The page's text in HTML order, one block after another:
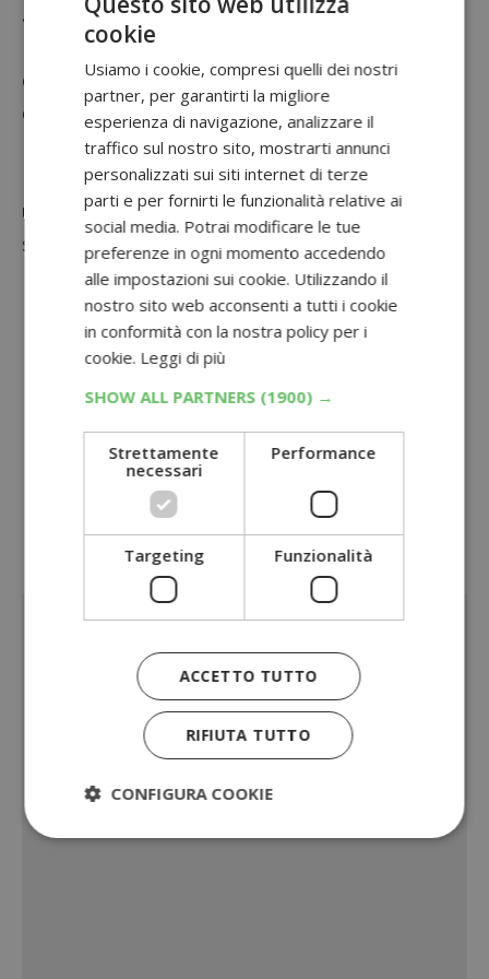
.it
indicando nome, cognome e codice pratica.
Per maggiori dettagli, come sempre, ti invito a
consultare il regolamento completodel
cashback “Acquista una crema Revitalift, ti
rimborsiamo il 100%”.
Hai trovato utile questo articolo? Dai
un’occhiata ad altri cashbacksimili che ho
segnalato:
Cashback Tripacchi Spuma di
Sciampagna: 4€ di rimborso fisso!
Provami gratis Brodo Star
CashBack NIVEASUN viso x Superdrug
2026
Oppure visita la sezione dedicata a tutti i
cashbackeprovami gratis
Sponsorizzato:
cookie
Usiamo i cookie, compresi quelli dei nostri
partner, per garantirti la migliore
esperienza di navigazione, analizzare il
traffico sul nostro sito, mostrarti annunci
personalizzati sui siti internet di terze
parti e per fornirti le funzionalità relative ai
social media. Potrai modificare le tue
preferenze in ogni momento accedendo
alle impostazioni sui cookie. Utilizzando il
nostro sito web acconsenti a tutti i cookie
in conformità con la nostra policy per i
cookie. Leggi di più
SHOW ALL PARTNERS (1900) →
Strettamente
necessari
Performance
Targeting Funzionalità
ACCETTO TUTTO
RIFIUTA TUTTO
CONFIGURA COOKIE